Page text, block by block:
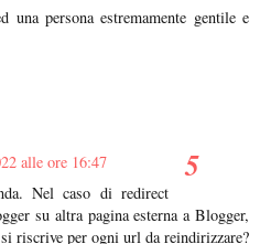
una persona estremamente gentile e
alle ore 16:47
Nel caso di redirect
su altra pagina esterna a Blogger,
riscrive per ogni url da reindirizzare?